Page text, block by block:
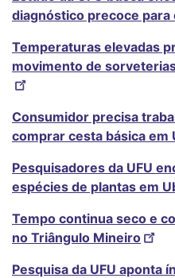
diagnóstico precoce
Temperaturas elevadas
movimento de
Consumidor precisa
comprar cesta básica em
Pesquisadores da UFU
espécies de plantas em
Tempo continua seco e
no Triângulo Mineiro
Pesquisa da UFU aponta